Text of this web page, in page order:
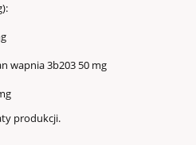
wapnia 3b203 50 mg
produkcji.